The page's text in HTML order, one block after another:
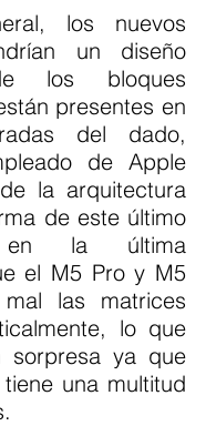
los nuevos
un diseño
los bloques
presentes en
del dado,
de Apple
la arquitectura
de este último
en la última
el M5 Pro y M5
las matrices
lo que
sorpresa ya que
una multitud